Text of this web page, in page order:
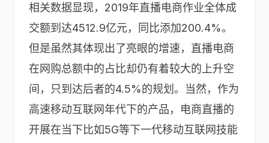
相关数据显现，2019年直播电商作业全体成
交额到达4512.9亿元，同比添加200.4%。
但是虽然其体现出了亮眼的增速，直播电商
在网购总额中的占比却仍有着较大的上升空
间，只到达后者的4.5%的规划。当然，作为
高速移动互联网年代下的产品，电商直播的
开展在当下比如5G等下一代移动互联网技能